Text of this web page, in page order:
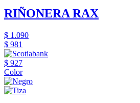
RIÑONERA RAX
$ 1.090
$ 981
$ 927
Color